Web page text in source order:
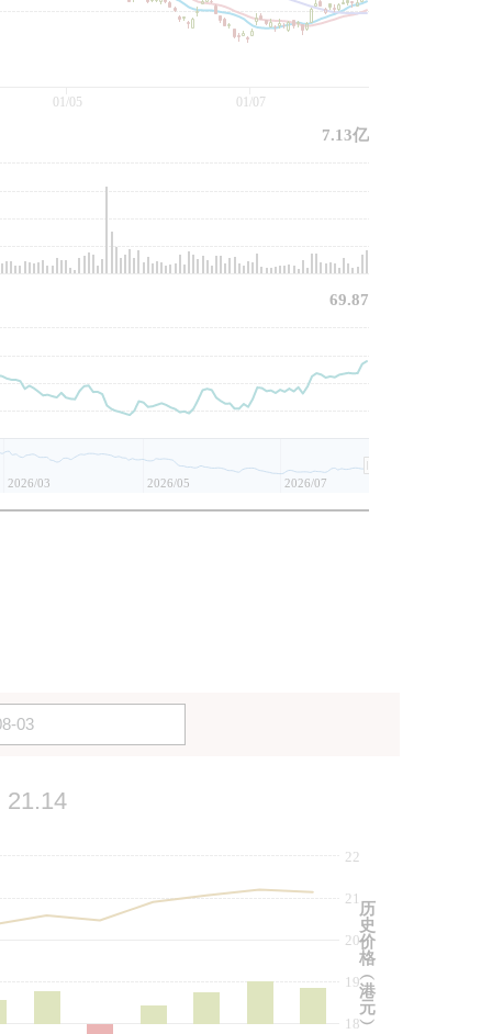
01/05 01/07
2026/03 2026/05 2026/07
7.13亿
69.87
21.14
20
18
19
21
22
历
史
价
格
︵
港
元
︶